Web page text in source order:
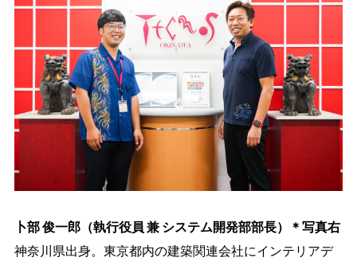
卜部 俊一郎（執行役員 兼 システム開発部部長）＊写真右
神奈川県出身。東京都内の建築関連会社にインテリアデ